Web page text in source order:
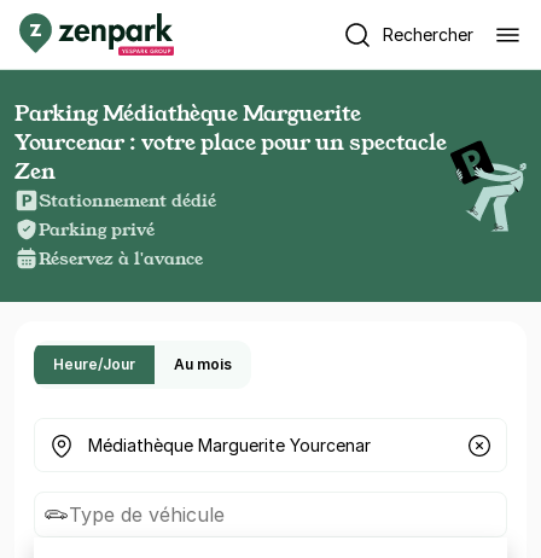
Rechercher
Parking Médiathèque Marguerite
Yourcenar : votre place pour un spectacle
Zen
Stationnement dédié
Parking privé
Réservez à l'avance
Heure/Jour Au mois
Où cherchez-vous un parking ?
Type de véhicule